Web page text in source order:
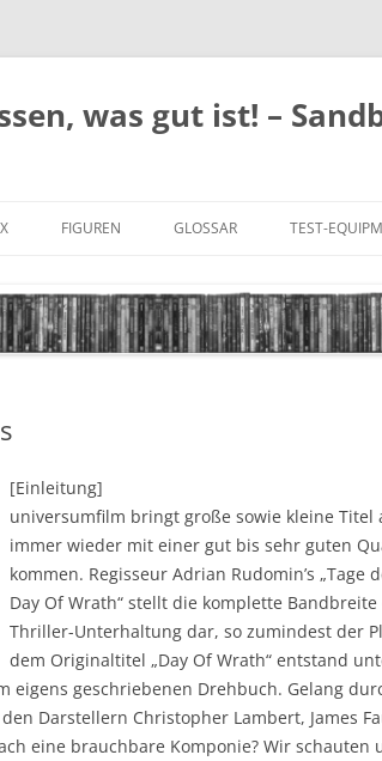
was gut ist! –
FIGUREN GLOSSAR
BILD & TON
TEST-
[Einleitung]
universumfilm bringt große sowie kleine Titel
immer wieder mit einer gut bis sehr guten
kommen. Regisseur Adrian Rudomin’s „Tage
Day Of Wrath“ stellt die komplette
Thriller-Unterhaltung dar, so zumindest der
dem Originaltitel „Day Of Wrath“ entstand
eigens geschriebenen Drehbuch. Gelang
Darstellern Christopher Lambert, James
eine brauchbare Komponie? Wir schauten